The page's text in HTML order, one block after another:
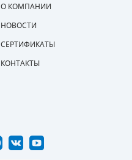
О КОМПАНИИ
НОВОСТИ
СЕРТИФИКАТЫ
КОНТАКТЫ